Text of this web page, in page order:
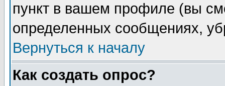
пункт в вашем профиле (вы
определенных сообщениях,
Вернуться к началу
Как создать опрос?